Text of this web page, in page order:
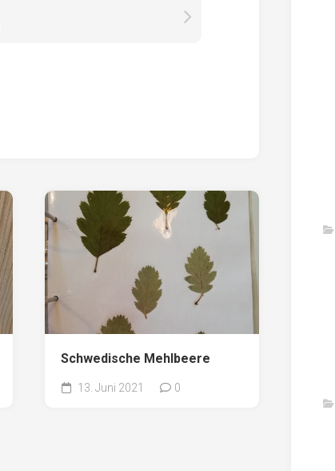
Schwedische Mehlbeere
13. Juni 2021 0